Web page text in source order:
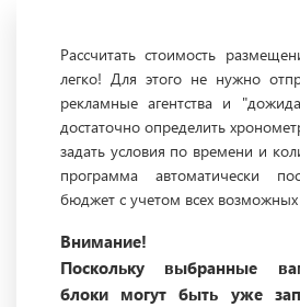
Рассчитать стоимость
легко! Для этого не нужно
рекламные агентства и
достаточно определить
задать условия по времени и
программа автоматически
бюджет с учетом всех
Внимание!
Поскольку выбранные
блоки могут быть уже